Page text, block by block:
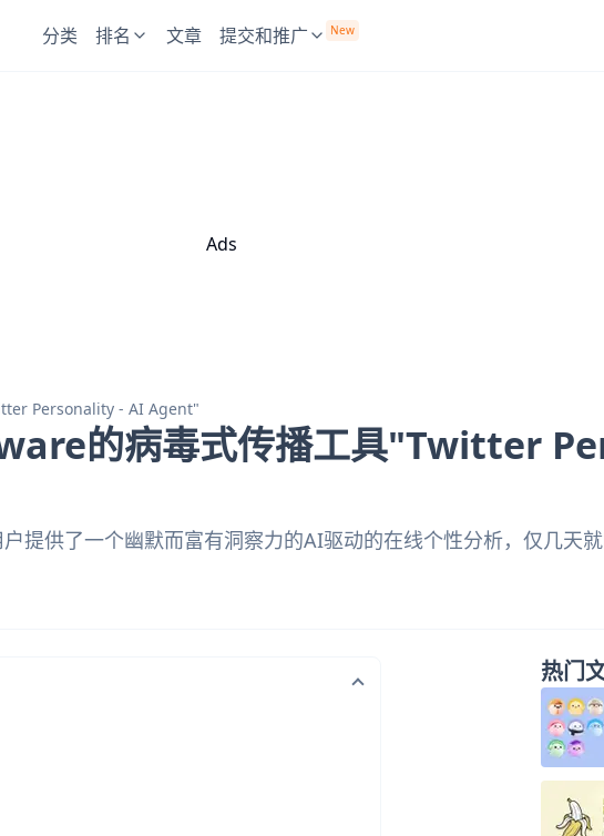
分类 排名 文章 提交和推广 New
Ads
Personality - AI Agent"
的病毒式传播工具"Twitter
供了一个幽默而富有洞察力的AI驱动的在线个性分析，仅几天就
热门